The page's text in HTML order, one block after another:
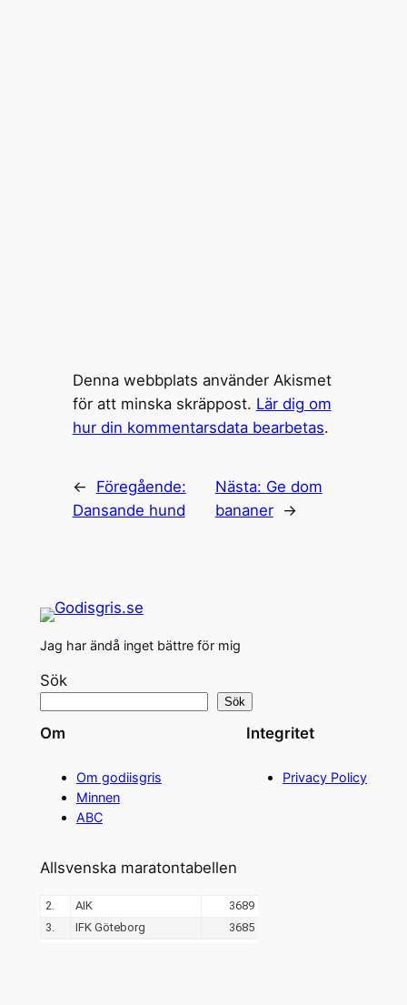
Denna webbplats använder Akismet
för att minska skräppost. Lär dig om
hur din kommentarsdata bearbetas.
←
Föregående:
Dansande hund
Nästa: Ge dom
bananer
→
Jag har ändå inget bättre för mig
Sök
Sök
Om
Om godiisgris
Minnen
ABC
Integritet
Privacy Policy
Allsvenska maratontabellen